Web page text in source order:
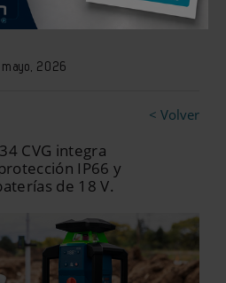
2026
< Volver
CVG integra
IP66 y
de 18 V.